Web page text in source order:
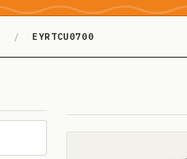
/ EYRTCU0700